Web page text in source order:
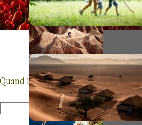
Quand le vent souffle sur lesPays-Bas
L’air qui s’engouffre fait tourner
mondial.